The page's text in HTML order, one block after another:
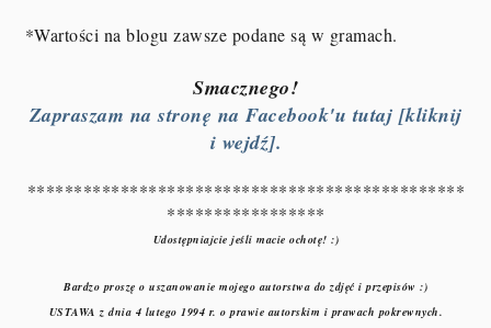
*Wartości na blogu zawsze podane są w gramach.
Smacznego!
Zapraszam na stronę na Facebook'u tutaj [kliknij
i wejdź].
***********************************************
*****************
Udostępniajcie jeśli macie ochotę! :)
Bardzo proszę o uszanowanie mojego autorstwa do zdjęć i przepisów :)
USTAWA z dnia 4 lutego 1994 r. o prawie autorskim i prawach pokrewnych.